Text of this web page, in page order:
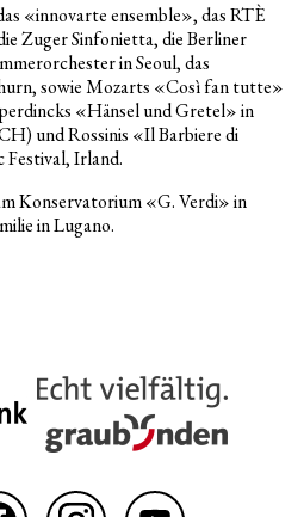
«innovarte ensemble», das RTÈ
Zuger Sinfonietta, die Berliner
in Seoul, das
sowie Mozarts «Così fan tutte»
«Hänsel und Gretel» in
und Rossinis «Il Barbiere di
Festival, Irland.
Konservatorium «G. Verdi» in
in Lugano.